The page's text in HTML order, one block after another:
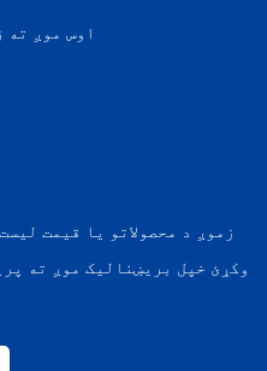
اوس موږ ته زنګ ووهئ:
زموږ د محصولاتو یا قیمت